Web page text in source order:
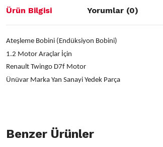
Ürün Bilgisi Yorumlar (0)
Ateşleme Bobini (Endüksiyon Bobini)
1.2 Motor Araçlar İçin
Renault Twingo D7f Motor
Ünüvar Marka Yan Sanayi Yedek Parça
öneri formunu kullanarak tarafımıza iletebilirsiniz.
Benzer Ürünler